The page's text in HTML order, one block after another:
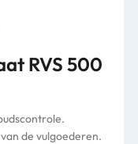
RVS 500
de vulgoederen.